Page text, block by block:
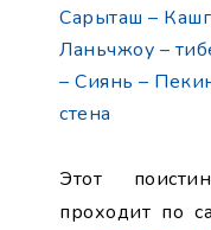
Сарыташ –
Ланьчжоу –
– Сиянь –
стена
Этот
проходит по